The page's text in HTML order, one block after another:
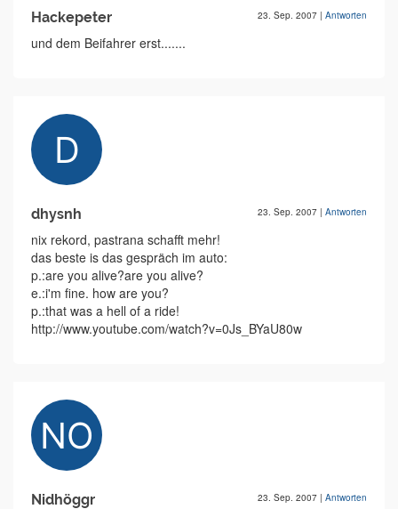
Hackepeter 23. Sep. 2007 | Antworten
und dem Beifahrer erst.......
dhysnh 23. Sep. 2007 | Antworten
nix rekord, pastrana schafft mehr!
das beste is das gespräch im auto:
p.:are you alive?are you alive?
e.:i'm fine. how are you?
p.:that was a hell of a ride!
http://www.youtube.com/watch?v=0Js_BYaU80w
Nidhöggr 23. Sep. 2007 | Antworten